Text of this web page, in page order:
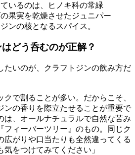
いるのは、ヒノキ科の常緑
果実を乾燥させたジュニパー
ンの核となるスパイス。
どう呑むのが正解？
たいのが、クラフトジンの飲み方だ
クで割ることが多い。だからこそ、
ンの香りを際立たせることが重要で
は、オールナチュラルで自然な苦み
フィーバーツリー』のもの。同じク
広がりや口当たりも全然違ってくる
をつけてみてください」